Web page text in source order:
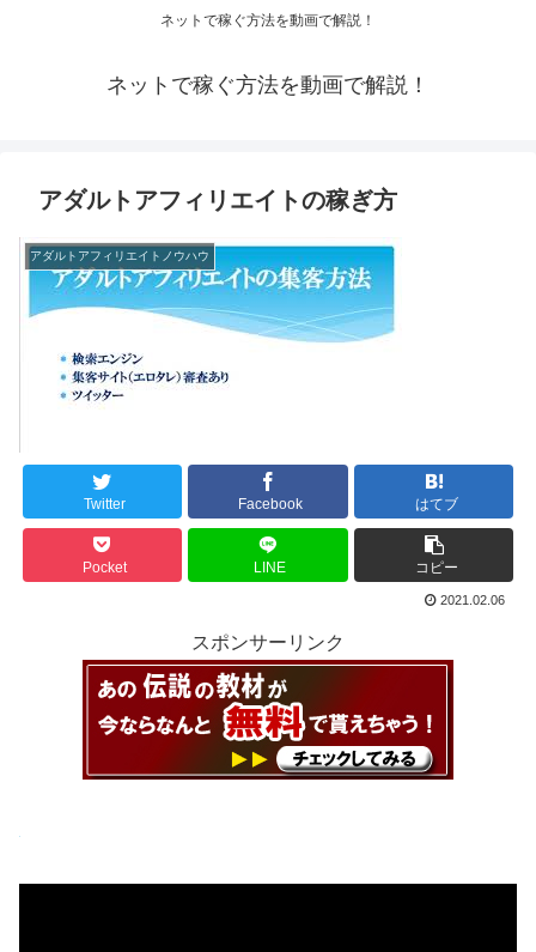
ネットで稼ぐ方法を動画で解説！
ネットで稼ぐ方法を動画で解説！
アダルトアフィリエイトの稼ぎ方
アダルトアフィリエイトノウハウ
Twitter Facebook はてブ
Pocket LINE コピー
2021.02.06
スポンサーリンク